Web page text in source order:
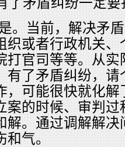
。当前，解决矛
织或者行政机关
打官司等等。从
有了矛盾纠纷，
，可能很快就化
案的时候、审判
解。通过调解解
和气。